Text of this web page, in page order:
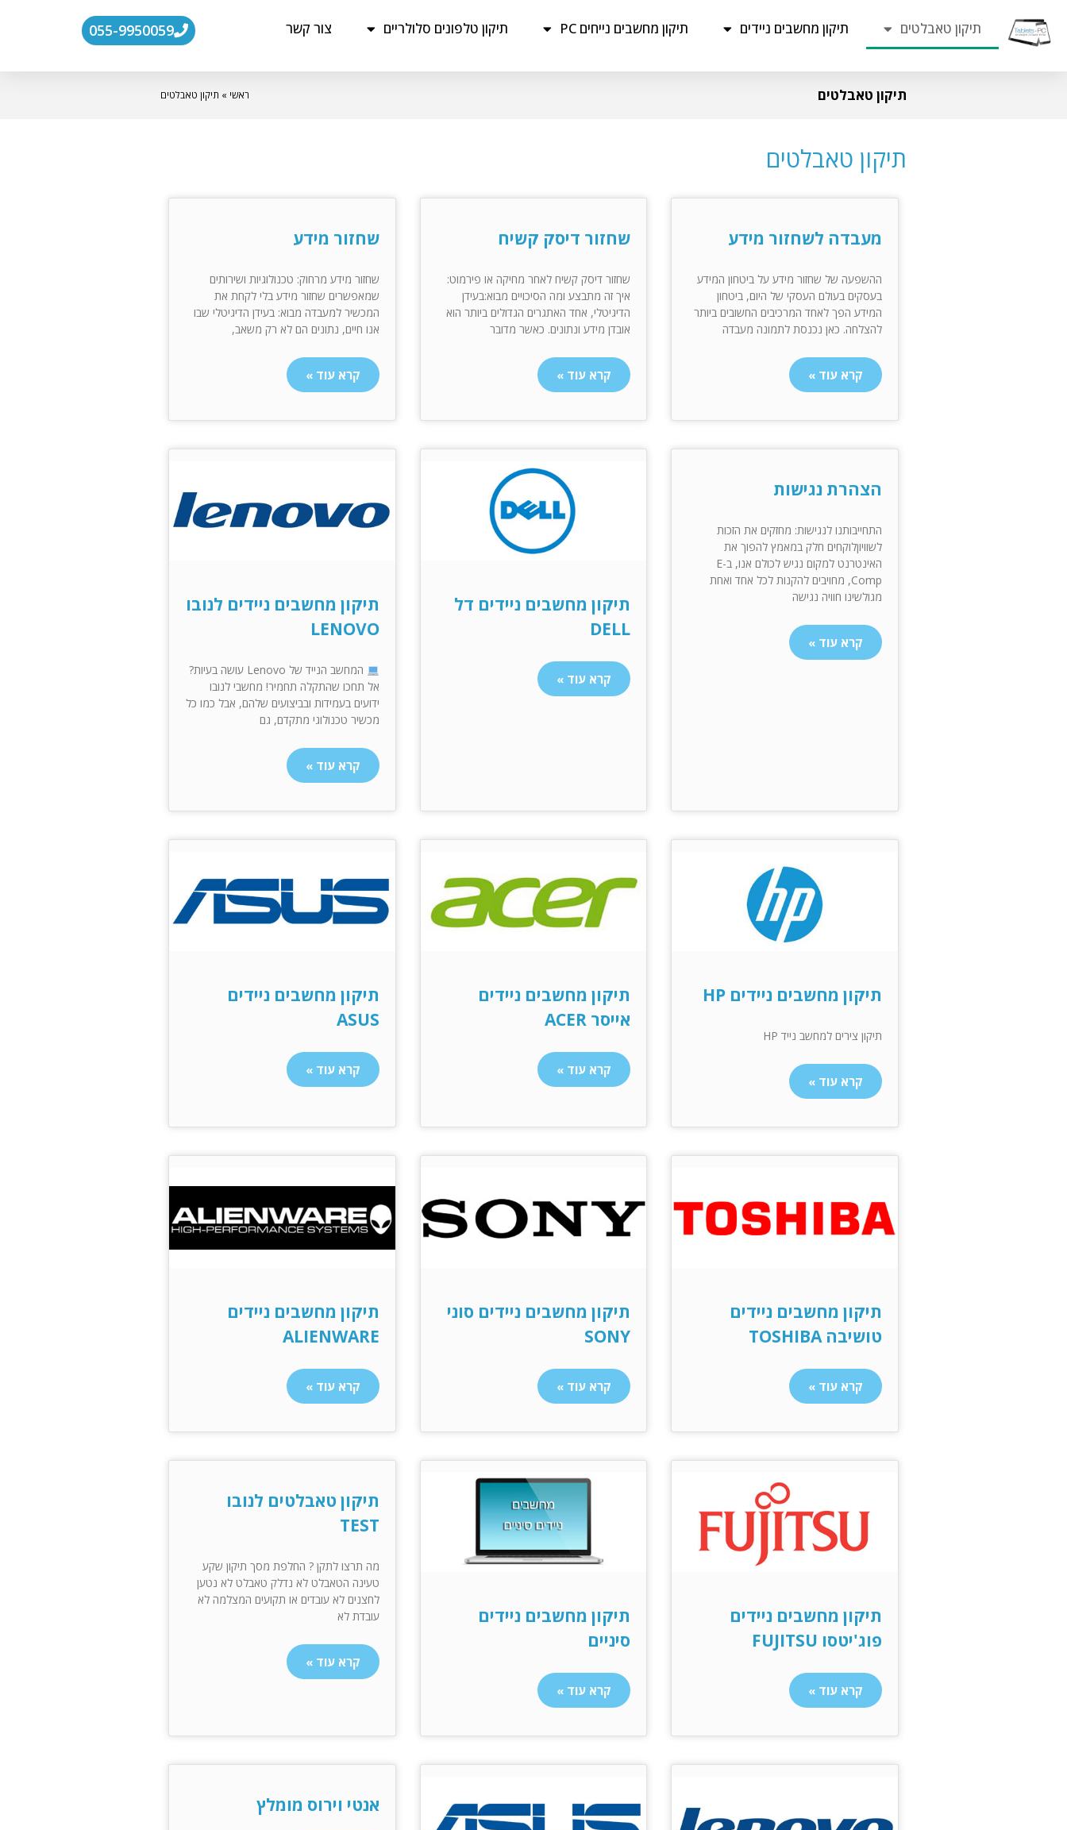
תיקון טאבלטים תיקון מחשבים ניידים תיקון מחשבים נייחים PC תיקון טלפונים סלולריים צור קשר 055-9950059
תיקון טאבלטים ראשי » תיקון טאבלטים
תיקון טאבלטים
מעבדה לשחזור מידע
ההשפעה של שחזור מידע על ביטחון המידע
בעסקים בעולם העסקי של היום, ביטחון
המידע הפך לאחד המרכיבים החשובים ביותר
להצלחה. כאן נכנסת לתמונה מעבדה
קרא עוד »
שחזור דיסק קשיח
שחזור דיסק קשיח לאחר מחיקה או פירמוט:
איך זה מתבצע ומה הסיכויים מבוא:בעידן
הדיגיטלי, אחד האתגרים הגדולים ביותר הוא
אובדן מידע ונתונים. כאשר מדובר
קרא עוד »
שחזור מידע
שחזור מידע מרחוק: טכנולוגיות ושירותים
שמאפשרים שחזור מידע בלי לקחת את
המכשיר למעבדה מבוא: בעידן הדיגיטלי שבו
אנו חיים, נתונים הם לא רק משאב,
קרא עוד »
הצהרת נגישות
התחייבותנו לנגישות: מחזקים את הזכות
לשוויוןלוקחים חלק במאמץ להפוך את
האינטרנט למקום נגיש לכולם אנו, בE-
Comp, מחויבים להקנות לכל אחד ואחת
מגולשינו חוויה נגישה
קרא עוד »
תיקון מחשבים ניידים דל
DELL
קרא עוד »
תיקון מחשבים ניידים לנובו
LENOVO
המחשב הנייד של Lenovo עושה בעיות?
אל תחכו שהתקלה תחמיר! מחשבי לנובו
ידועים בעמידות ובביצועים שלהם, אבל כמו כל
מכשיר טכנולוגי מתקדם, גם
קרא עוד »
תיקון מחשבים ניידים HP
תיקון צירים למחשב נייד HP
קרא עוד »
תיקון מחשבים ניידים
אייסר ACER
קרא עוד »
תיקון מחשבים ניידים
ASUS
קרא עוד »
תיקון מחשבים ניידים
טושיבה TOSHIBA
קרא עוד »
תיקון מחשבים ניידים סוני
SONY
קרא עוד »
תיקון מחשבים ניידים
ALIENWARE
קרא עוד »
תיקון מחשבים ניידים
פוג'יטסו FUJITSU
קרא עוד »
תיקון מחשבים ניידים
סיניים
קרא עוד »
תיקון טאבלטים לנובו
TEST
מה תרצו לתקן ? החלפת מסך תיקון שקע
טעינה הטאבלט לא נדלק טאבלט לא נטען
לחצנים לא עובדים או תקועים המצלמה לא
עובדת לא
קרא עוד »
אנטי וירוס מומלץ